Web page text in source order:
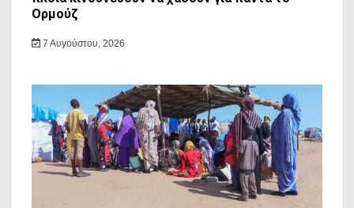
Ορμούζ
7 Αυγούστου, 2026